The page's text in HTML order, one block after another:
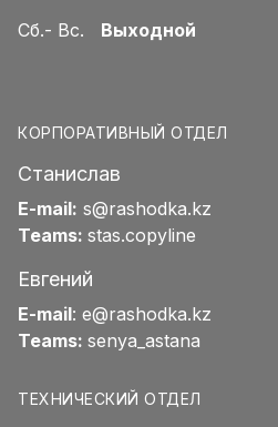
Сб.- Вс. Выходной
КОРПОРАТИВНЫЙ ОТДЕЛ
Станислав
E-mail: s@rashodka.kz
Teams: stas.copyline
Евгений
E-mail: e@rashodka.kz
Teams: senya_astana
ТЕХНИЧЕСКИЙ ОТДЕЛ